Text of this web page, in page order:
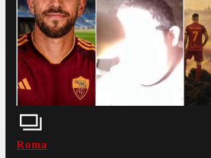
Roma